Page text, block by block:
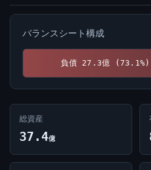
バランスシート構成
負債 27.3億 (73.1%)
総資産
37.4億